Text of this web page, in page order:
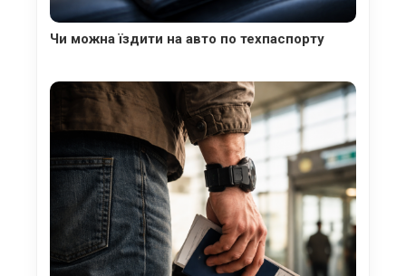
Чи можна їздити на авто по техпаспорту